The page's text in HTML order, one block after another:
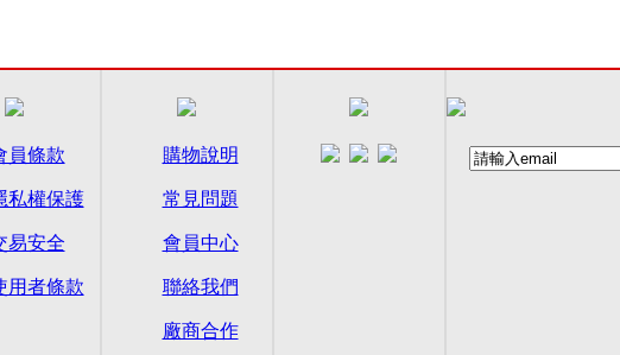
員條款
私權保護
易安全
用者條款
購物說明
常見問題
會員中心
聯絡我們
廠商合作